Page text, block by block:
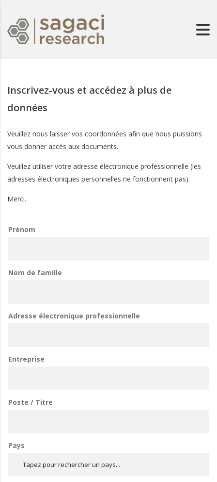
Inscrivez-vous et accédez à plus de
données
Veuillez nous laisser vos coordonnées afin que nous puissions
vous donner accès aux documents.
Veuillez utiliser votre adresse électronique professionnelle (les
adresses électroniques personnelles ne fonctionnent pas).
Merci.
Prénom
Nom de famille
Adresse électronique professionnelle
Entreprise
Poste / Titre
Pays